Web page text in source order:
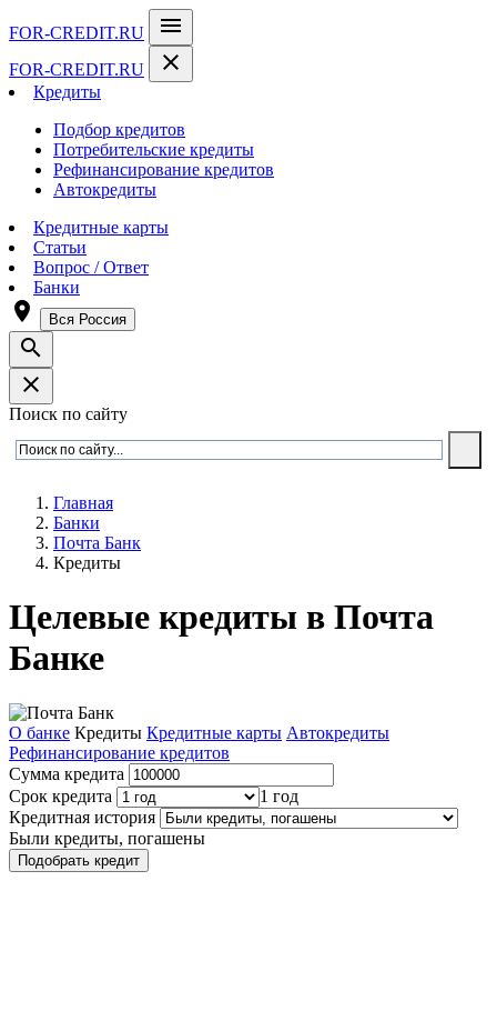
FOR-CREDIT.RU menu
FOR-CREDIT.RU close
Кредиты
Подбор кредитов
Потребительские кредиты
Рефинансирование кредитов
Автокредиты
Кредитные карты
Статьи
Вопрос / Ответ
Банки
room Вся Россия
search
close
Поиск по сайту
Главная
Банки
Почта Банк
Кредиты
Целевые кредиты в Почта
Банке
О банке Кредиты Кредитные карты Автокредиты
Рефинансирование кредитов
Сумма кредита
Срок кредита
1 год
Кредитная история
Были кредиты, погашены
Подобрать кредит